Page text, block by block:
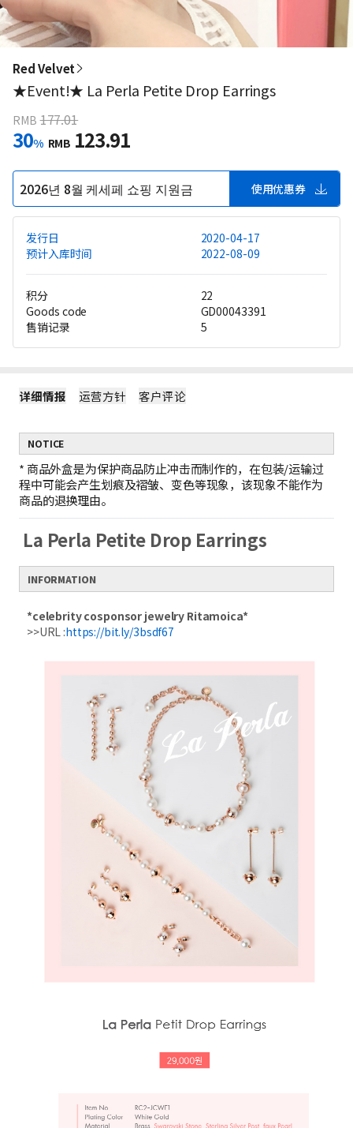
Red Velvet
★Event!★ La Perla Petite Drop Earrings
RMB 177.01
30% RMB 123.91
2026년 8월 케세페 쇼핑 지원금 使用优惠券
发行日
2020-04-17
预计入库时间
2022-08-09
积分
22
Goods code
GD00043391
售销记录
5
详细情报 运营方针 客户评论
NOTICE
* 商品外盒是为保护商品防止冲击而制作的，在包装/运输过
程中可能会产生划痕及褶皱、变色等现象，该现象不能作为
商品的退换理由。
La Perla Petite Drop Earrings
INFORMATION
*celebrity cosponsor jewelry Ritamoica*
>>URL :https://bit.ly/3bsdf67